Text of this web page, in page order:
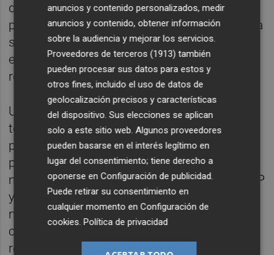
democrática al gobierno de PP y Vox. Pero
precisamente por eso la pregunta no debería
ser cómo encaja Oltra en una operación
estatal, sino cómo puede contribuir a
reforzar una alternativa valenciana propia.
Una candidatura amplia en València puede
tener sentido si nace de una operación
pragmática y comprensible: sumar voto
progresista, valencianista, feminista,
metropolitano y democrático para sacar a PP
y Vox de las instituciones. Esa amplitud no
necesita convertirse en una sucursal de una
confluencia estatal ni en una mesa de
reparto entre siglas. Necesita proyecto,
anuncios y contenido personalizados, medir
anuncios y contenido, obtener información
sobre la audiencia y mejorar los servicios.
Proveedores de terceros (1913) también
pueden procesar sus datos para estos y
otros fines, incluido el uso de datos de
geolocalización precisos y características
del dispositivo. Sus elecciones se aplican
solo a este sitio web. Algunos proveedores
pueden basarse en el interés legítimo en
lugar del consentimiento; tiene derecho a
oponerse enConfiguración de publicidad
Puede retirar su consentimiento en
cualquier momento enConfiguración de
cookies .Política de privacidad